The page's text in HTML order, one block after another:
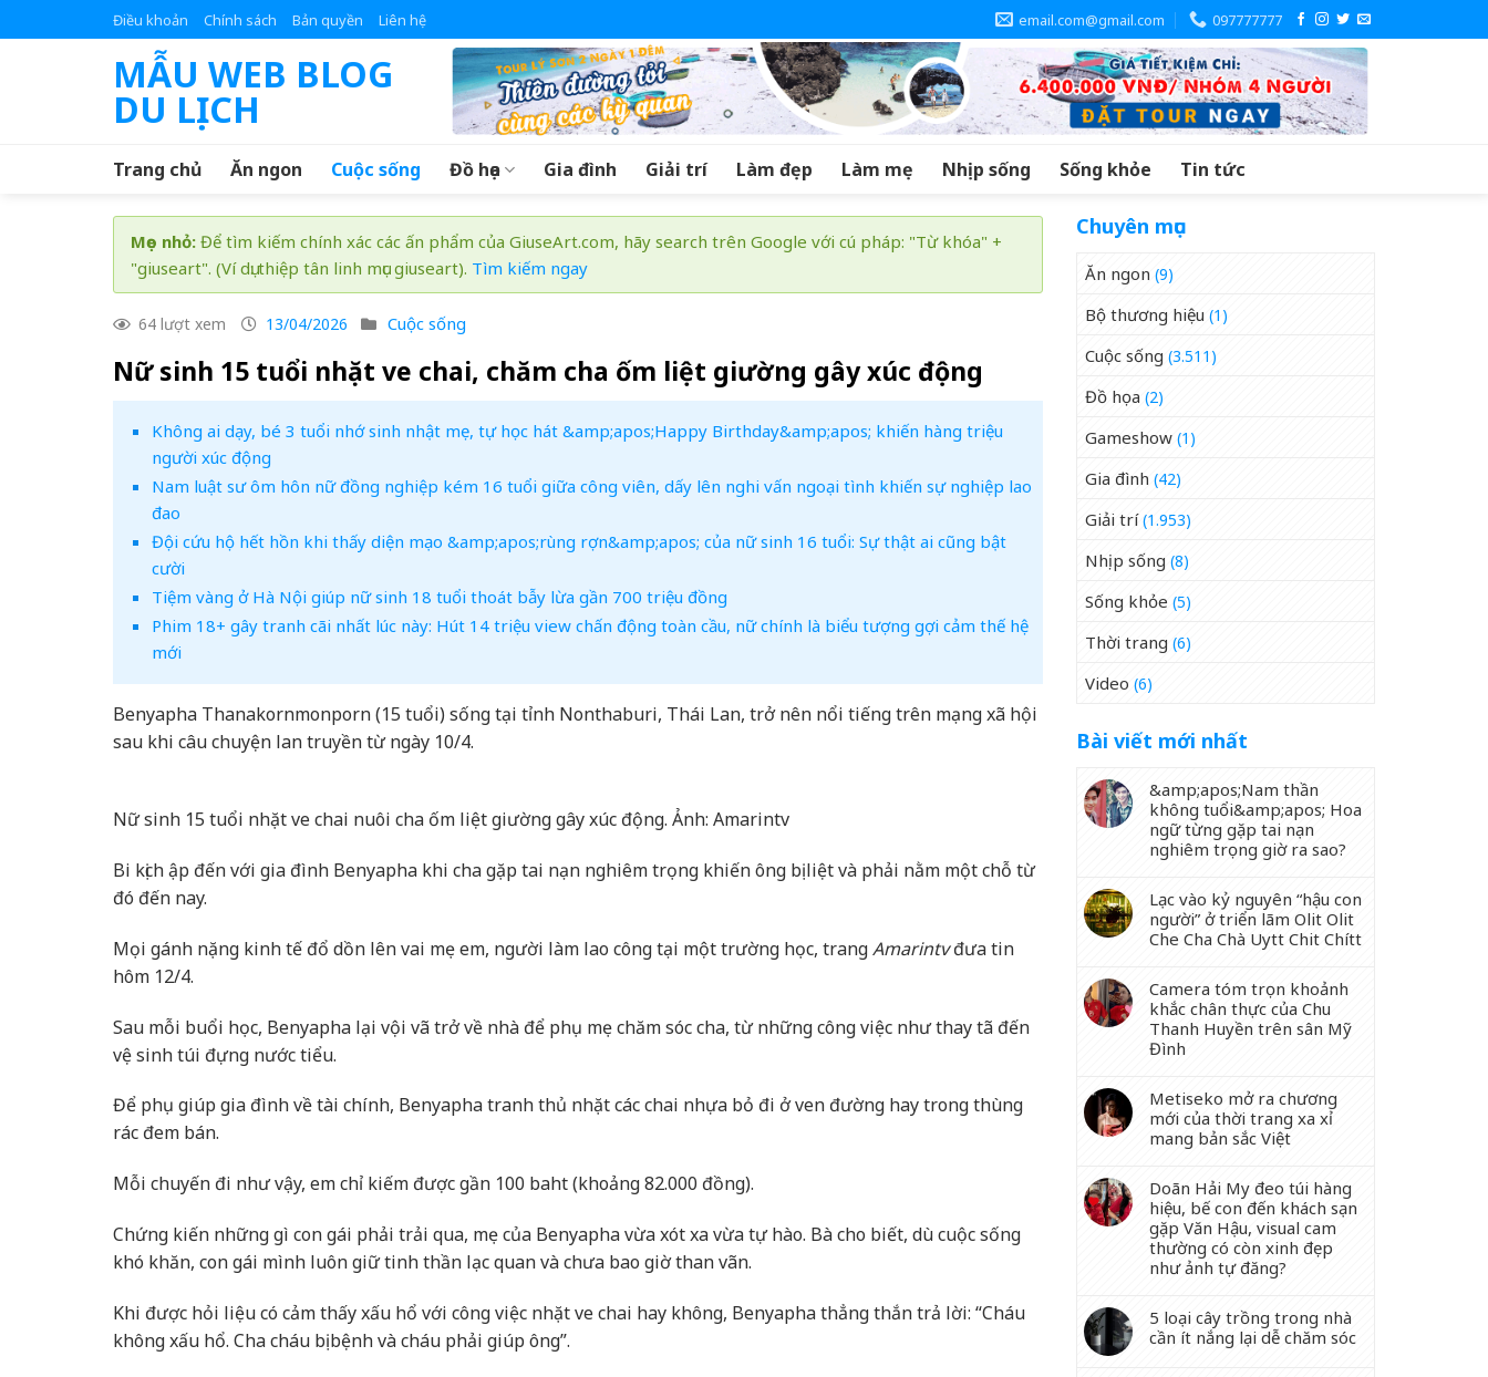
to
Điều khoản Chính sách Bản quyền Liên hệ email.com@gmail.com 097777777
MẪU WEB BLOG
DU LỊCH
Trang chủ Ăn ngon Cuộc sống Đồ họa Gia đình Giải trí Làm đẹp Làm mẹ Nhịp sống Sống khỏe Tin tức
Mẹo nhỏ: Để tìm kiếm chính xác các ấn phẩm của GiuseArt.com, hãy search trên Google với cú pháp: "Từ khóa" +
"giuseart". (Ví dụ: thiệp tân linh mục giuseart). Tìm kiếm ngay
64 lượt xem 13/04/2026 Cuộc sống
Nữ sinh 15 tuổi nhặt ve chai, chăm cha ốm liệt giường gây xúc động
Không ai dạy, bé 3 tuổi nhớ sinh nhật mẹ, tự học hát &amp;apos;Happy Birthday&amp;apos; khiến hàng triệu
người xúc động
Nam luật sư ôm hôn nữ đồng nghiệp kém 16 tuổi giữa công viên, dấy lên nghi vấn ngoại tình khiến sự nghiệp lao
đao
Đội cứu hộ hết hồn khi thấy diện mạo &amp;apos;rùng rợn&amp;apos; của nữ sinh 16 tuổi: Sự thật ai cũng bật
cười
Tiệm vàng ở Hà Nội giúp nữ sinh 18 tuổi thoát bẫy lừa gần 700 triệu đồng
Phim 18+ gây tranh cãi nhất lúc này: Hút 14 triệu view chấn động toàn cầu, nữ chính là biểu tượng gợi cảm thế hệ
mới
Benyapha Thanakornmonporn (15 tuổi) sống tại tỉnh Nonthaburi, Thái Lan, trở nên nổi tiếng trên mạng xã hội
sau khi câu chuyện lan truyền từ ngày 10/4.
Nữ sinh 15 tuổi nhặt ve chai nuôi cha ốm liệt giường gây xúc động. Ảnh: Amarintv
Bi kịch ập đến với gia đình Benyapha khi cha gặp tai nạn nghiêm trọng khiến ông bị liệt và phải nằm một chỗ từ
đó đến nay.
Mọi gánh nặng kinh tế đổ dồn lên vai mẹ em, người làm lao công tại một trường học, trangAmarintvđưa tin
hôm 12/4.
Sau mỗi buổi học, Benyapha lại vội vã trở về nhà để phụ mẹ chăm sóc cha, từ những công việc như thay tã đến
vệ sinh túi đựng nước tiểu.
Để phụ giúp gia đình về tài chính, Benyapha tranh thủ nhặt các chai nhựa bỏ đi ở ven đường hay trong thùng
rác đem bán.
Mỗi chuyến đi như vậy, em chỉ kiếm được gần 100 baht (khoảng 82.000 đồng).
Chứng kiến những gì con gái phải trải qua, mẹ của Benyapha vừa xót xa vừa tự hào. Bà cho biết, dù cuộc sống
khó khăn, con gái mình luôn giữ tinh thần lạc quan và chưa bao giờ than vãn.
Khi được hỏi liệu có cảm thấy xấu hổ với công việc nhặt ve chai hay không, Benyapha thẳng thắn trả lời: “Cháu
không xấu hổ. Cha cháu bị bệnh và cháu phải giúp ông”.
Chuyên mục
Ăn ngon (9)
Bộ thương hiệu (1)
Cuộc sống (3.511)
Đồ họa (2)
Gameshow (1)
Gia đình (42)
Giải trí(1.953)
Nhịp sống (8)
Sống khỏe (5)
Thời trang (6)
Video (6)
Bài viết mới nhất
&amp;apos;Nam thần
không tuổi&amp;apos; Hoa
ngữ từng gặp tai nạn
nghiêm trọng giờ ra sao?
Lạc vào kỷ nguyên “hậu con
người” ở triển lãm Olit Olit
Che Cha Chà Uytt Chit Chítt
Camera tóm trọn khoảnh
khắc chân thực của Chu
Thanh Huyền trên sân Mỹ
Đình
Metiseko mở ra chương
mới của thời trang xa xỉ
mang bản sắc Việt
Doãn Hải My đeo túi hàng
hiệu, bế con đến khách sạn
gặp Văn Hậu, visual cam
thường có còn xinh đẹp
như ảnh tự đăng?
5 loại cây trồng trong nhà
cần ít nắng lại dễ chăm sóc